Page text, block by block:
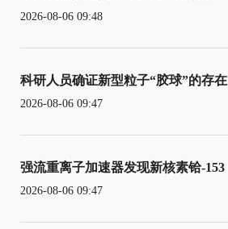
2026-08-06 09:48
科研人员确证新型粒子“胶球”的存在
2026-08-06 09:47
强流重离子加速器发现新核素铪-153
2026-08-06 09:47